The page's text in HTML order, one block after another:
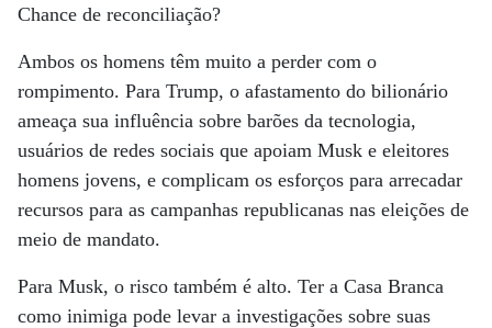
Chance de reconciliação?
Ambos os homens têm muito a perder com o
rompimento. Para Trump, o afastamento do bilionário
ameaça sua influência sobre barões da tecnologia,
usuários de redes sociais que apoiam Musk e eleitores
homens jovens, e complicam os esforços para arrecadar
recursos para as campanhas republicanas nas eleições de
meio de mandato.
Para Musk, o risco também é alto. Ter a Casa Branca
como inimiga pode levar a investigações sobre suas